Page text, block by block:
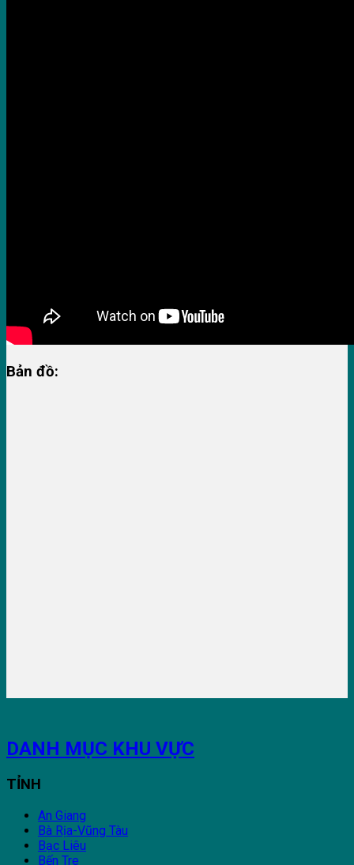
Bản đồ:
DANH MỤC KHU VỰC
TỈNH
An Giang
Bà Rịa-Vũng Tàu
Bạc Liêu
Bến Tre